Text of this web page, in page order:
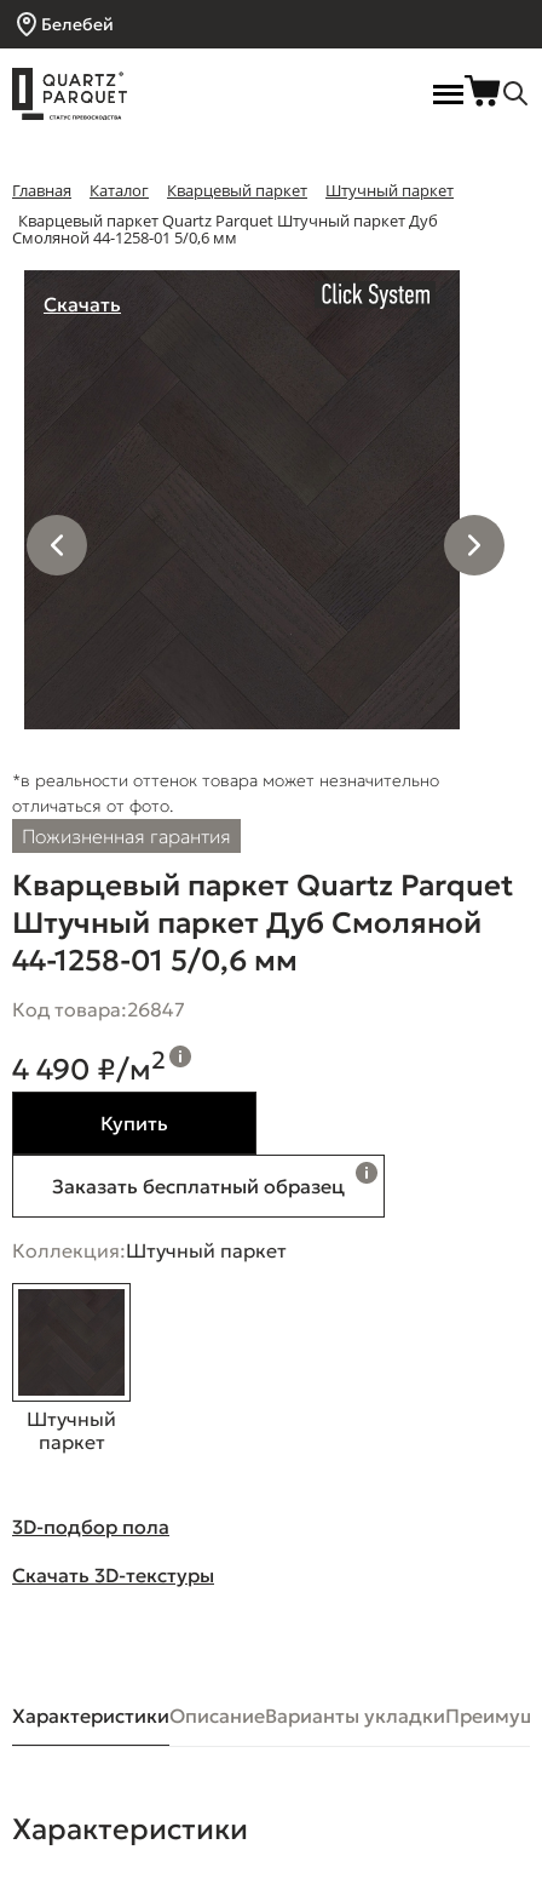
Белебей
Главная Каталог Кварцевый паркет
Штучный паркет
Кварцевый паркет Quartz Parquet Штучный паркет Дуб
Смоляной 44-1258-01 5/0,6 мм
Скачать
*в реальности оттенок товара может незначительно
отличаться от фото.
Пожизненная гарантия
Кварцевый паркет Quartz Parquet
Штучный паркет Дуб Смоляной
44-1258-01 5/0,6 мм
Код товара:26847
4 490 ₽/м2
Купить
Заказать бесплатный образец
Коллекция:Штучный паркет
Штучный
паркет
3D-подбор пола
Скачать 3D-текстуры
ХарактеристикиОписаниеВарианты укладки
Характеристики